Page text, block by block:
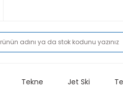
Tekne Jet Ski